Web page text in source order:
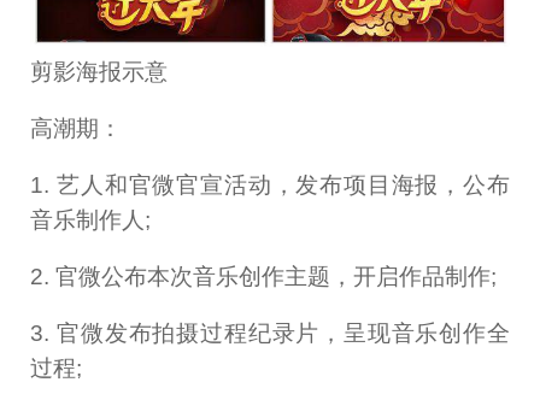
剪影海报示意
高潮期：
1. 艺人和官微官宣活动，发布项目海报，公布
音乐制作人;
2. 官微公布本次音乐创作主题，开启作品制作;
3. 官微发布拍摄过程纪录片，呈现音乐创作全
过程;